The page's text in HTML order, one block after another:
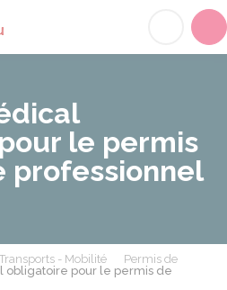
le permis
professionnel
Transports - Mobilité
Permis de
obligatoire pour le permis de